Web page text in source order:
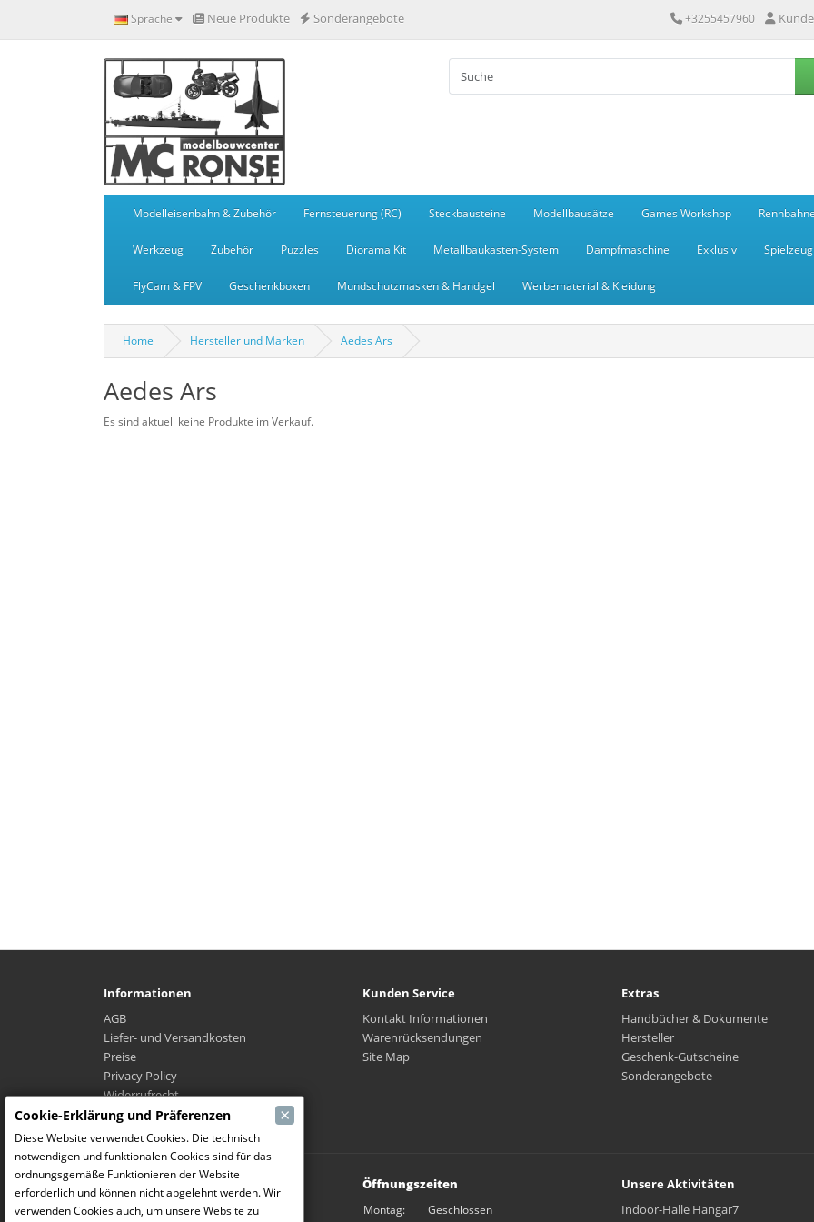
Sprache Neue Produkte Sonderangebote +3255457960
Modelleisenbahn & Zubehör Fernsteuerung (RC) Steckbausteine Modellbausätze Games Workshop
Werkzeug Zubehör Puzzles Diorama Kit Metallbaukasten-System Dampfmaschine Exklusiv Spielzeug
FlyCam & FPV Geschenkboxen Mundschutzmasken & Handgel Werbematerial & Kleidung
Home Hersteller und Marken Aedes Ars
Aedes Ars
Es sind aktuell keine Produkte im Verkauf.
Informationen
AGB
Liefer- und Versandkosten
Preise
Privacy Policy
Widerrufrecht
Wo ist mein Paket?
Kunden Service
Kontakt Informationen
Warenrücksendungen
Site Map
Extras
Handbücher & Dokumente
Hersteller
Geschenk-Gutscheine
Sonderangebote
Modelbouw Dekeyser B.V.
Weverijstraat 14
Öffnungszeiten
Montag: Geschlossen
Unsere Aktivitäten
Indoor-Halle Hangar7
Cookie-Erklärung und Präferenzen ×
Diese Website verwendet Cookies. Die technisch
notwendigen und funktionalen Cookies sind für das
ordnungsgemäße Funktionieren der Website
erforderlich und können nicht abgelehnt werden. Wir
verwenden Cookies auch, um unsere Website zu